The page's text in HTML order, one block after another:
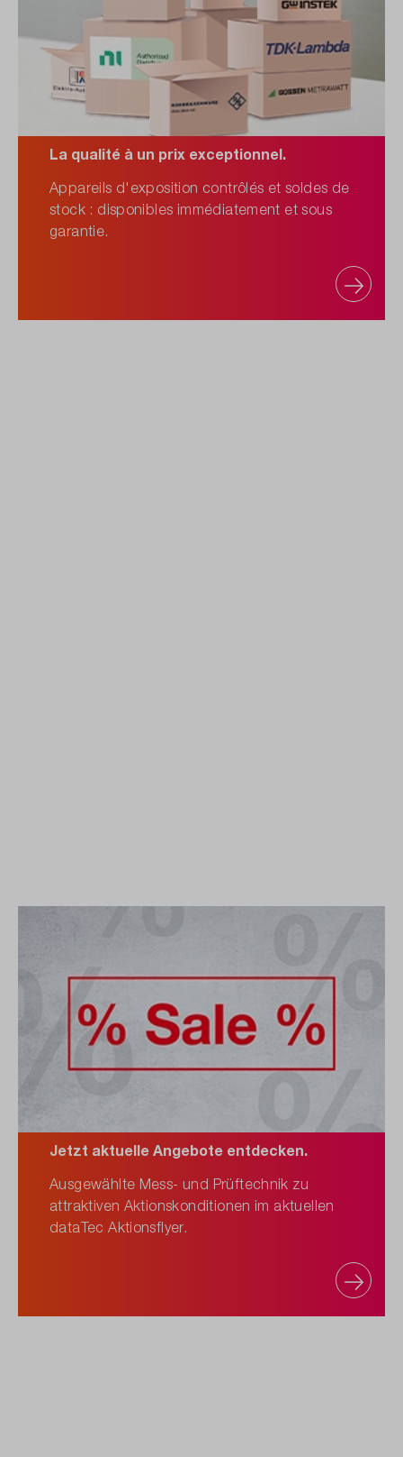
La qualité à un prix exceptionnel.
Appareils d'exposition contrôlés et soldes de
stock : disponibles immédiatement et sous
garantie.
Jetzt aktuelle Angebote entdecken.
Ausgewählte Mess- und Prüftechnik zu
attraktiven Aktionskonditionen im aktuellen
dataTec Aktionsflyer.